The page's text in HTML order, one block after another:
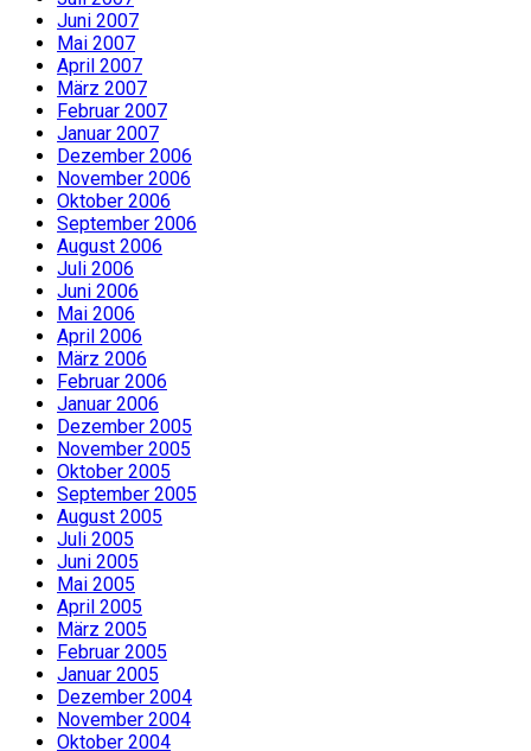
Juni 2007
Mai 2007
April 2007
März 2007
Februar 2007
Januar 2007
Dezember 2006
November 2006
Oktober 2006
September 2006
August 2006
Juli 2006
Juni 2006
Mai 2006
April 2006
März 2006
Februar 2006
Januar 2006
Dezember 2005
November 2005
Oktober 2005
September 2005
August 2005
Juli 2005
Juni 2005
Mai 2005
April 2005
März 2005
Februar 2005
Januar 2005
Dezember 2004
November 2004
Oktober 2004